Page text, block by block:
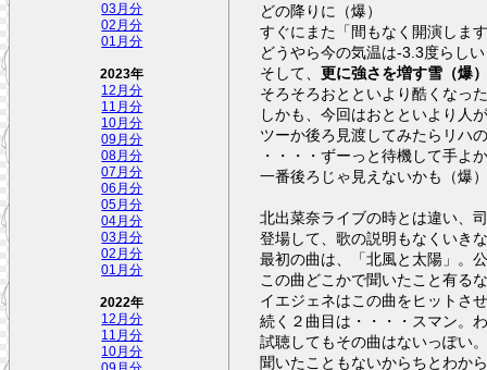
03月分
02月分
01月分
2023年
12月分
11月分
10月分
09月分
08月分
07月分
06月分
05月分
04月分
03月分
02月分
01月分
2022年
12月分
11月分
10月分
どの降りに（爆）
すぐにまた「間もなく開演しま
どうやら今の気温は-3.3度らし
そして、更に強さを増す雪（爆
そろそろおとといより酷くなっ
しかも、今回はおとといより人
ツーか後ろ見渡してみたらリハ
・・・・ずーっと待機して手よ
一番後ろじゃ見えないかも（爆
北出菜奈ライブの時とは違い、
登場して、歌の説明もなくいき
最初の曲は、「北風と太陽」。
この曲どこかで聞いたこと有る
イエジェネはこの曲をヒットさ
続く２曲目は・・・・スマン。
試聴してもその曲はないっぽい
聞いたこともないからちとわか